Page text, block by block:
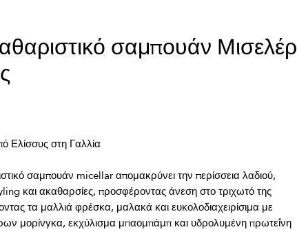
σαμπουάν Μισελέρ
σαμπουάν micellar απομακρύνει την περίσσεια λαδιού,
και ακαθαρσίες, προσφέροντας άνεση στο τριχωτό της
τα μαλλιά φρέσκα, μαλακά και ευκολοδιαχειρίσιμα με
μορίνγκα, εκχύλισμα μπαομπάμπ και υδρολυμένη πρωτεΐνη